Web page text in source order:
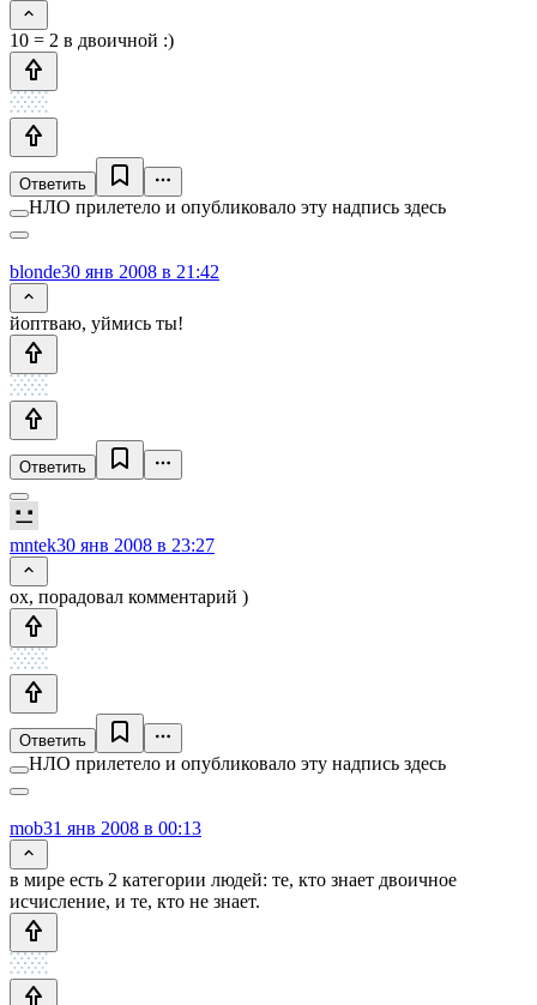
10 = 2 в двоичной :)
Ответить
НЛО прилетело и опубликовало эту надпись здесь
blonde30 янв 2008 в 21:42
йоптваю, уймись ты!
Ответить
mntek30 янв 2008 в 23:27
ох, порадовал комментарий )
Ответить
НЛО прилетело и опубликовало эту надпись здесь
mob31 янв 2008 в 00:13
в мире есть 2 категории людей: те, кто знает двоичное
исчисление, и те, кто не знает.